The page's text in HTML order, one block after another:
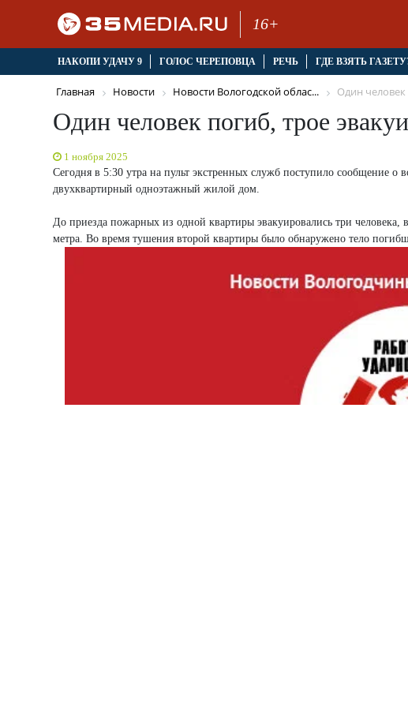
16+
НАКОПИ УДАЧУ 9 ГОЛОС ЧЕРЕПОВЦА РЕЧЬ ГДЕ ВЗЯТЬ
Главная Новости Новости Вологодской облас... Один человек
Один человек погиб, трое
1 ноября 2025
Сегодня в 5:30 утра на пульт экстренных служб поступило сообщение
двухквартирный одноэтажный жилой дом.
До приезда пожарных из одной квартиры эвакуировались три
метра. Во время тушения второй квартиры было обнаружено тело